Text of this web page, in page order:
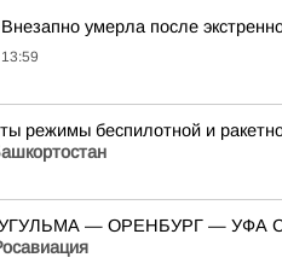
Внезапно умерла после
13:59
режимы беспилотной и
— ОРЕНБУРГ — УФА